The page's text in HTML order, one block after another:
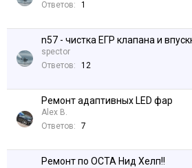
Ответов:
1
n57 - чистка ЕГР клапана и
spector
Ответов:
12
Ремонт адаптивных LED фар
Alex B.
Ответов:
7
Ремонт по OCTA Нид Хелп!!